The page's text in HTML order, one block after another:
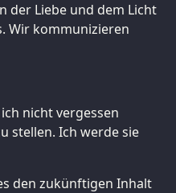
der Liebe und dem Licht
Wir kommunizieren
nicht vergessen
stellen. Ich werde sie
den zukünftigen Inhalt